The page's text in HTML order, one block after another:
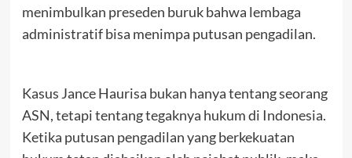
menimbulkan preseden buruk bahwa lembaga
administratif bisa menimpa putusan pengadilan.
Kasus Jance Haurisa bukan hanya tentang seorang
ASN, tetapi tentang tegaknya hukum di Indonesia.
Ketika putusan pengadilan yang berkekuatan